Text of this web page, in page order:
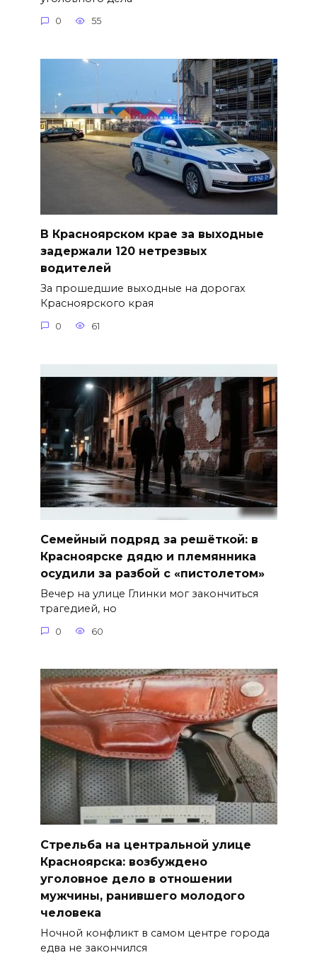
0 55
В Красноярском крае за выходные
задержали 120 нетрезвых
водителей
За прошедшие выходные на дорогах
Красноярского края
0 61
Семейный подряд за решёткой: в
Красноярске дядю и племянника
осудили за разбой с «пистолетом»
Вечер на улице Глинки мог закончиться
трагедией, но
0 60
Стрельба на центральной улице
Красноярска: возбуждено
уголовное дело в отношении
мужчины, ранившего молодого
человека
Ночной конфликт в самом центре города
едва не закончился